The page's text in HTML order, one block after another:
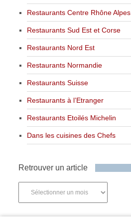
Restaurants Centre Rhône Alpes
Restaurants Sud Est et Corse
Restaurants Nord Est
Restaurants Normandie
Restaurants Suisse
Restaurants à l’Etranger
Restaurants Etoilés Michelin
Dans les cuisines des Chefs
Retrouver un article